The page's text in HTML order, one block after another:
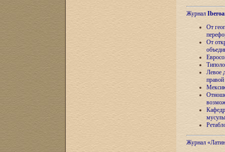
Журнал
От
От
Левое
Журнал